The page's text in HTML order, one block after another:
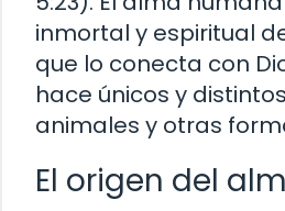
inmortal y espiritual
que lo conecta con
hace únicos y
animales y otras
El origen del